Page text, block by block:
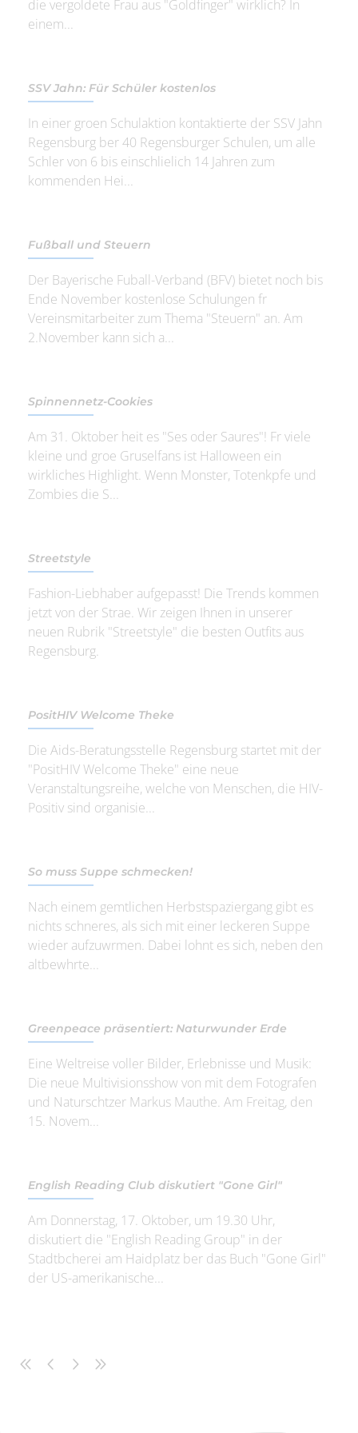
die vergoldete Frau aus "Goldfinger" wirklich? In
einem...
SSV Jahn: Für Schüler kostenlos
In einer groen Schulaktion kontaktierte der SSV Jahn
Regensburg ber 40 Regensburger Schulen, um alle
Schler von 6 bis einschlielich 14 Jahren zum
kommenden Hei...
Fußball und Steuern
Der Bayerische Fuball-Verband (BFV) bietet noch bis
Ende November kostenlose Schulungen fr
Vereinsmitarbeiter zum Thema "Steuern" an. Am
2.November kann sich a...
Spinnennetz-Cookies
Am 31. Oktober heit es "Ses oder Saures"! Fr viele
kleine und groe Gruselfans ist Halloween ein
wirkliches Highlight. Wenn Monster, Totenkpfe und
Zombies die S...
Streetstyle
Fashion-Liebhaber aufgepasst! Die Trends kommen
jetzt von der Strae. Wir zeigen Ihnen in unserer
neuen Rubrik "Streetstyle" die besten Outfits aus
Regensburg.
PositHIV Welcome Theke
Die Aids-Beratungsstelle Regensburg startet mit der
"PositHIV Welcome Theke" eine neue
Veranstaltungsreihe, welche von Menschen, die HIV-
Positiv sind organisie...
So muss Suppe schmecken!
Nach einem gemtlichen Herbstspaziergang gibt es
nichts schneres, als sich mit einer leckeren Suppe
wieder aufzuwrmen. Dabei lohnt es sich, neben den
altbewhrte...
Greenpeace präsentiert: Naturwunder Erde
Eine Weltreise voller Bilder, Erlebnisse und Musik:
Die neue Multivisionsshow von mit dem Fotografen
und Naturschtzer Markus Mauthe. Am Freitag, den
15. Novem...
English Reading Club diskutiert "Gone Girl"
Am Donnerstag, 17. Oktober, um 19.30 Uhr,
diskutiert die "English Reading Group" in der
Stadtbcherei am Haidplatz ber das Buch "Gone Girl"
der US-amerikanische...